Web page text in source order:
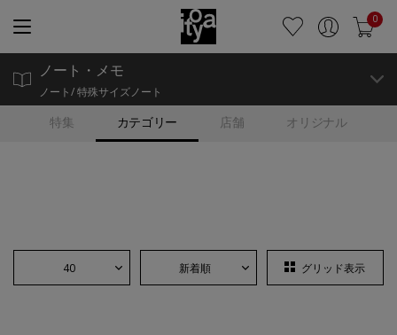
0
特集 カテゴリー 店舗 オリジナル
ノート・メモ
ノート/ 特殊サイズノート
40 新着順 グリッド表示